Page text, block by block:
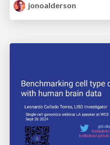
jonoalderson